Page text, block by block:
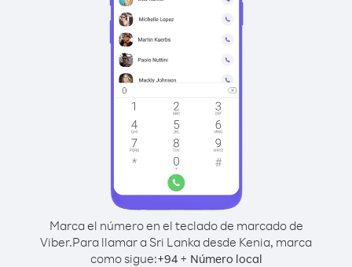
Marca el número en el teclado de marcado de
Viber.Para llamar a Sri Lanka desde Kenia, marca
como sigue:+94+ Número local